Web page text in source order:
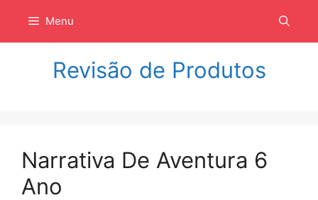
isi
Menu
Revisão de Produtos
Narrativa De Aventura 6
Ano